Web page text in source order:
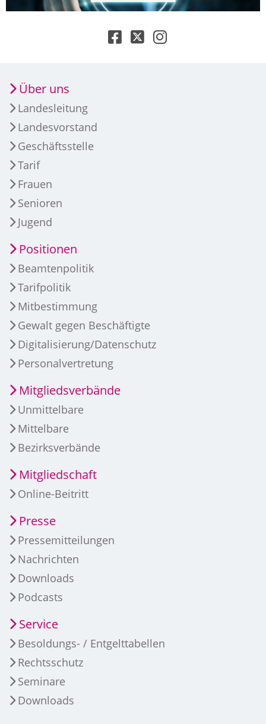
Über uns
Landesleitung
Landesvorstand
Geschäftsstelle
Tarif
Frauen
Senioren
Jugend
Positionen
Beamtenpolitik
Tarifpolitik
Mitbestimmung
Gewalt gegen Beschäftigte
Digitalisierung/Datenschutz
Personalvertretung
Mitgliedsverbände
Unmittelbare
Mittelbare
Bezirksverbände
Mitgliedschaft
Online-Beitritt
Presse
Pressemitteilungen
Nachrichten
Downloads
Podcasts
Service
Besoldungs- / Entgelttabellen
Rechtsschutz
Seminare
Downloads